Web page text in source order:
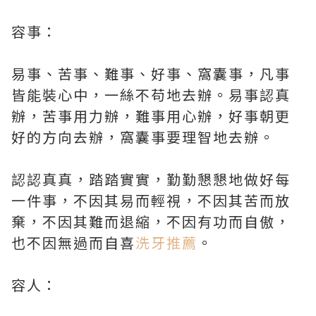
容事：
易事、苦事、難事、好事、窩囊事，凡事
皆能裝心中，一絲不苟地去辦。易事認真
辦，苦事用力辦，難事用心辦，好事朝更
好的方向去辦，窩囊事要理智地去辦。
認認真真，踏踏實實，勤勤懇懇地做好每
一件事，不因其易而輕視，不因其苦而放
棄，不因其難而退縮，不因有功而自傲，
也不因無過而自喜洗牙推薦 。
容人：